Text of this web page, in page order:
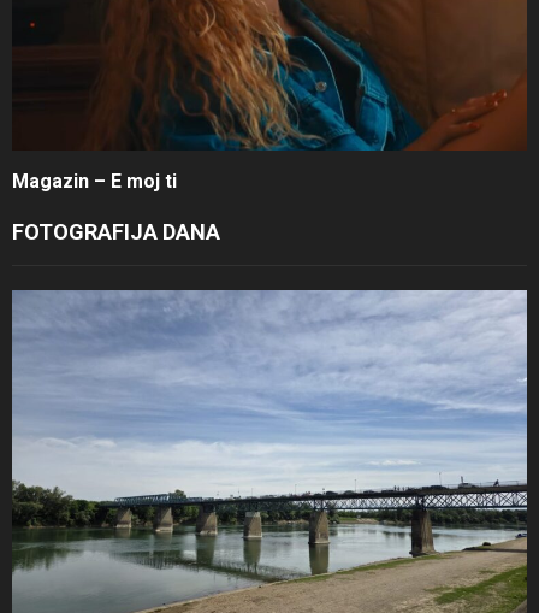
Magazin – E moj ti
FOTOGRAFIJA DANA